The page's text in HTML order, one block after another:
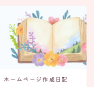
ホームページ作成日記